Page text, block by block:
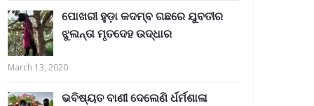
ପୋଖରୀ ହୁଡ଼ା କଦମ୍ବ ଗଛରେ ଯୁବତୀର
ଝୁଲନ୍ତା ମୃତଦେହ ଉଦ୍ଧାର
March 13, 2020
ଭବିଷ୍ୟତ ବାଣୀ ଦେଲେଣି ର୍ଧର୍ମଶାଳା